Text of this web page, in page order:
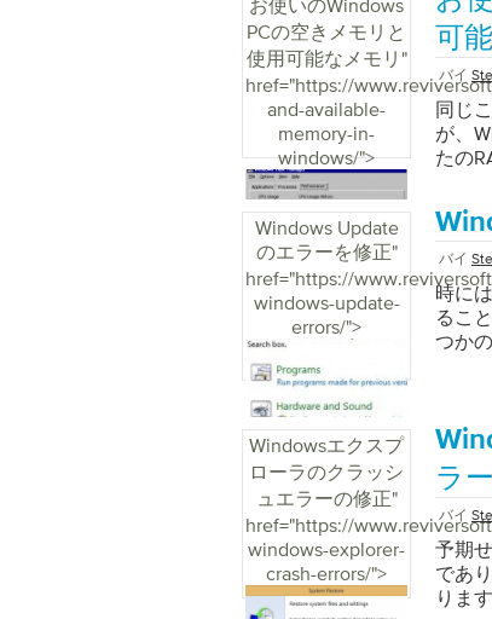
格が
で購
送を
ータ
ョン
単転
バが
にド
のユ
す。
転送
「何
を起
のコ
に次
きは
たい
ての
よう
い”
デー
を少
ブな
こで
は実
チャ
あり
に関
ラム
ます
すべ
ドま
しれ
をテ
ブに
ード
は、
で動
たり
ウン
障し
故障
定に
のの
ピー
す。
スク
って
ます
料の
クし
ット
ブを
詳細
にリ
クリ
はま
る[ リ
最初
りま
機能
メッ
必要
をク
を指
しま
。
外し
ィン
ール
する
で、X
ブ文
ード
ート]
存す
ィッ
は、
ック
ール
クア
択画
「
の
ップ
は
用す
オプ
ァイ
クリ
する
たが
ISOフ
使用
いる
ダウ
直接
から
ISOフ
れて
タル
た、
タ用
の側
れで
るこ
トー
用す
シス
たは
River
お使いのWindows
PCの空きメモリと
使用可能なメモリ "
href="https://
and-available-
memory-in-
windows/">
可
バイ
同じ
が、
たの
Windows Update
のエラーを修正"
href="https://
windows-update-
errors/">
バイ
時に
るこ
つか
Windowsエクスプ
ローラのクラッシ
ュエラーの修正"
href="https://
windows-explorer-
crash-errors/">
ラ
バイ
予期
であ
りま